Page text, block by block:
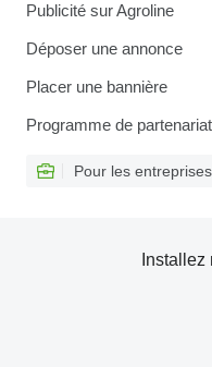
Publicité sur Agroline
Déposer une annonce
Placer une bannière
Programme de partenariat
Pour les entreprises